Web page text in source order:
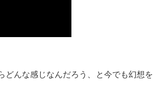
どんな感じなんだろう、と今でも幻想を